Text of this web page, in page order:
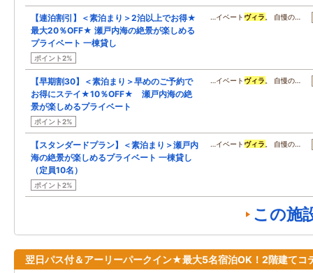
【連泊割引】＜素泊まり＞2泊以上でお得★
最大20％OFF★ 瀬戸内海の絶景が楽しめる
プライベート 一棟貸し
ポイント2%
…イベート ヴィラ 。 自慢の…
【早期割30】＜素泊まり＞早めのご予約で
お得にステイ★10％OFF★ 瀬戸内海の絶
景が楽しめるプライベート
ポイント2%
…イベート ヴィラ 。 自慢の…
【スタンダードプラン】＜素泊まり＞瀬戸内
海の絶景が楽しめるプライベート 一棟貸し
（定員10名）
ポイント2%
…イベート ヴィラ 。 自慢の…
この施
翌日パス付＆アーリーパークイン★最大5名宿泊OK！2階建てコ